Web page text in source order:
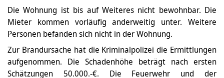
Die Wohnung ist bis auf Weiteres nicht bewohnbar. Die
Mieter kommen vorläufig anderweitig unter. Weitere
Personen befanden sich nicht in der Wohnung.
Zur Brandursache hat die Kriminalpolizei die Ermittlungen
aufgenommen. Die Schadenhöhe beträgt nach ersten
Schätzungen 50.000.-€. Die Feuerwehr und der